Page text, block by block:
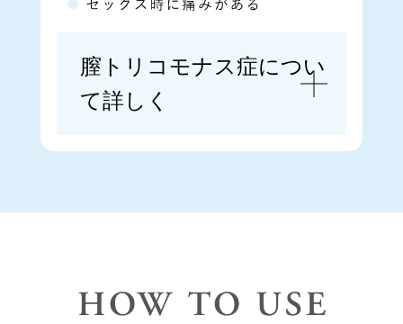
膣トリコモナス症につい
て詳しく